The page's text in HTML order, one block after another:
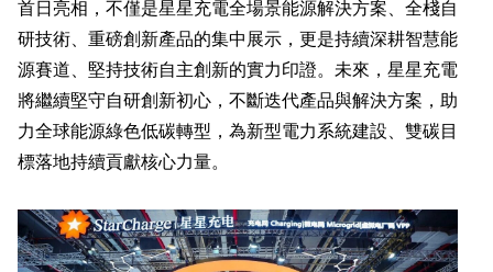
首日亮相，不僅是星星充電全場景能源解決方案、全棧自
研技術、重磅創新產品的集中展示，更是持續深耕智慧能
源賽道、堅持技術自主創新的實力印證。未來，星星充電
將繼續堅守自研創新初心，不斷迭代產品與解決方案，助
力全球能源綠色低碳轉型，為新型電力系統建設、雙碳目
標落地持續貢獻核心力量。